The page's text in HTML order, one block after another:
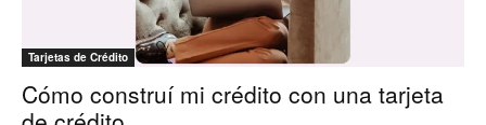
Tarjetas de Crédito
Cómo construí mi crédito con una tarjeta